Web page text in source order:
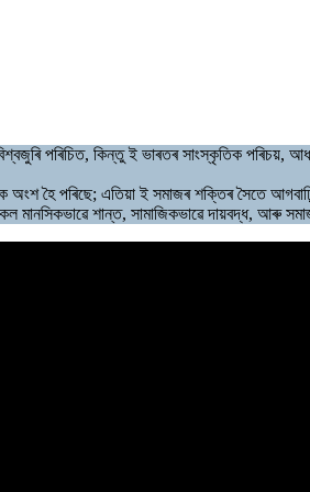
পৰিচিত, কিন্তু ই ভাৰতৰ সাংস্কৃতিক পৰিচয়,
অংশ হৈ পৰিছে; এতিয়া ই সমাজৰ শক্তিৰ সৈতে
মানসিকভাৱে শান্ত, সামাজিকভাৱে দায়বদ্ধ, আৰু